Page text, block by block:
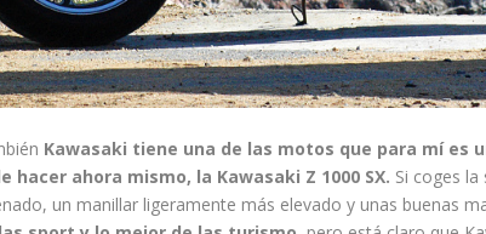
Kawasaki tiene una de las motos que para mí es
hacer ahora mismo, la Kawasaki Z 1000 SX. Si coges
un manillar ligeramente más elevado y unas buenas